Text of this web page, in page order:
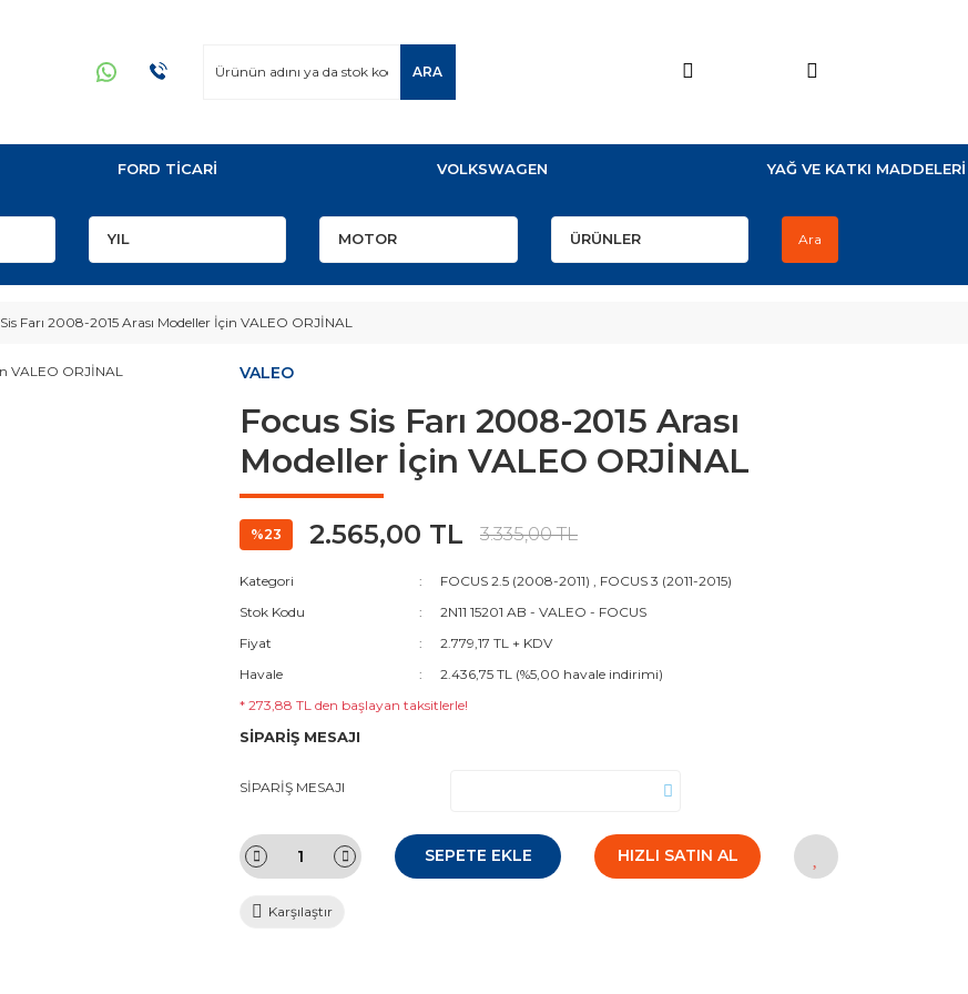
ARA
FORD TİCARİ VOLKSWAGEN YAĞ VE KATKI MADDELERİ
Ara
Farı 2008-2015 Arası Modeller İçin VALEO ORJİNAL
VALEO
Focus Sis Farı 2008-2015 Arası
Modeller İçin VALEO ORJİNAL
%23 2.565,00 TL 3.335,00 TL
Kategori FOCUS 2.5 (2008-2011)
FOCUS 3 (2011-2015)
Stok Kodu
2N11 15201 AB - VALEO - FOCUS
Fiyat
2.779,17 TL + KDV
Havale
2.436,75 TL (%5,00 havale indirimi)
* 273,88 TL den başlayan taksitlerle!
SİPARİŞ MESAJI
SİPARİŞ MESAJI
SEPETE EKLE HIZLI SATIN AL
Karşılaştır